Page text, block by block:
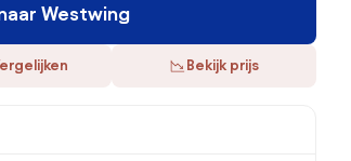
Westwing
Bekijk prijs